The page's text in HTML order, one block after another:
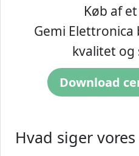
Køb af
Gemi
kvalitet og
Download
Hvad siger